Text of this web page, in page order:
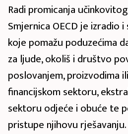
Radi promicanja
Smjernica OECD je izradio
koje pomažu poduzećima
za ljude, okoliš i društvo
poslovanjem, proizvodima
financijskom sektoru,
sektoru odjeće i obuće te
pristupe njihovu rješavanju.